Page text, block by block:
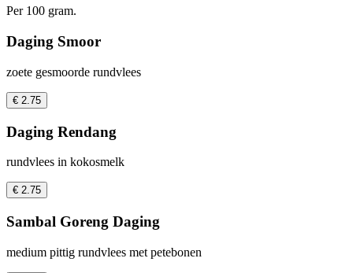
Per 100 gram.
Daging Smoor
zoete gesmoorde rundvlees
€ 2.75
Daging Rendang
rundvlees in kokosmelk
€ 2.75
Sambal Goreng Daging
medium pittig rundvlees met petebonen